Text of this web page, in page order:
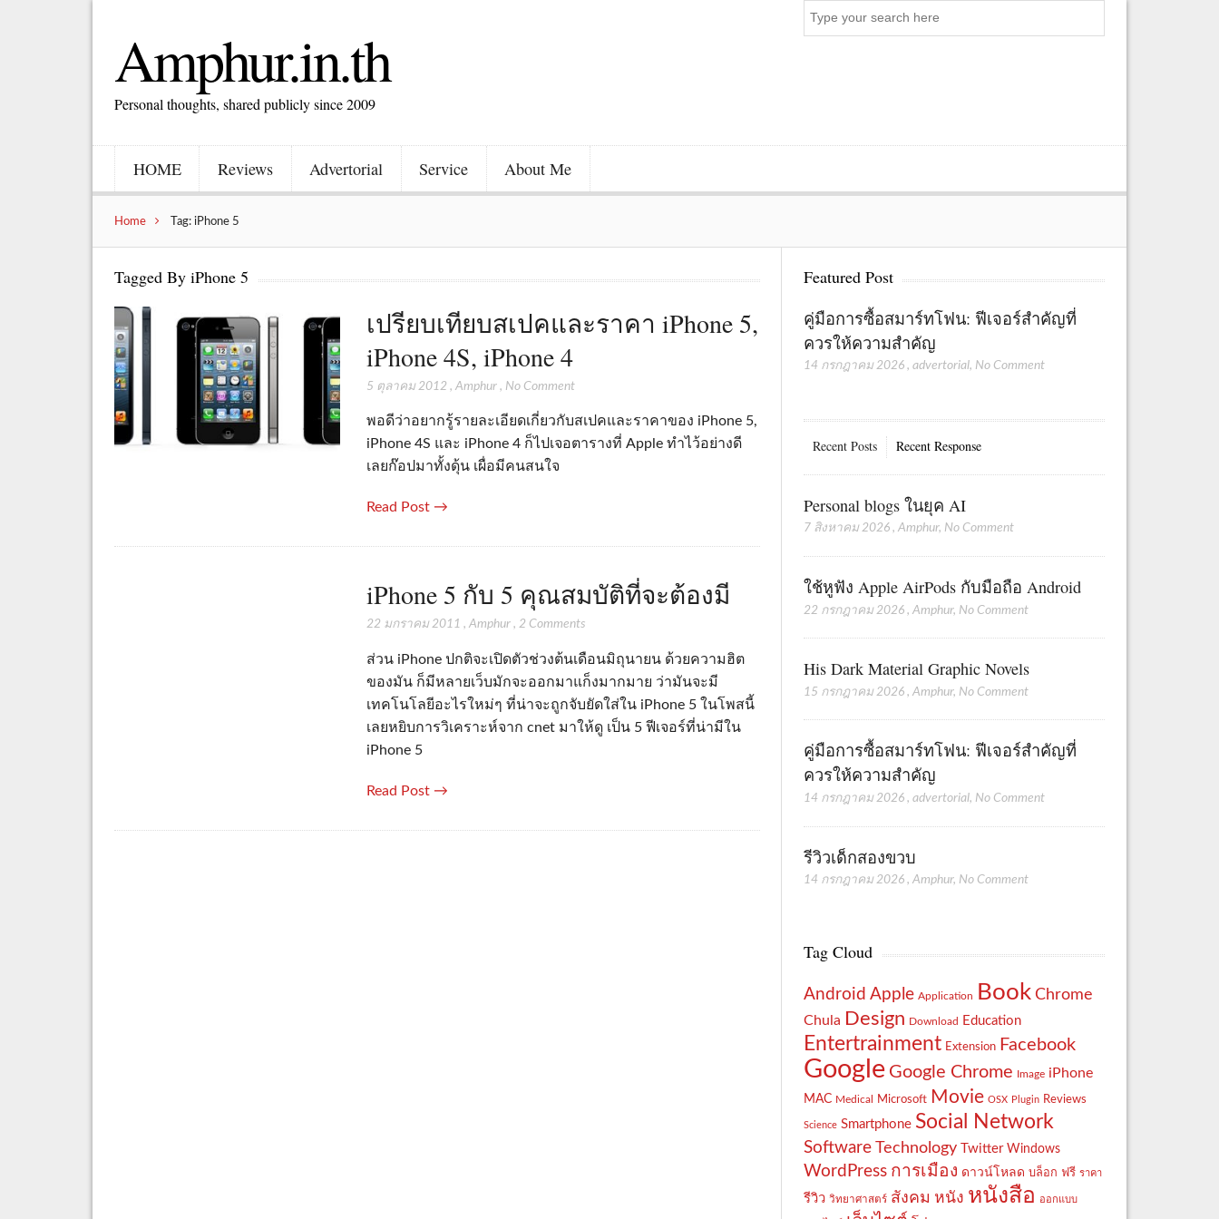
Amphur.in.th
Personal thoughts, shared publicly since 2009
HOME Reviews Advertorial Service About Me
Home Tag: iPhone 5
Tagged By iPhone 5
เปรียบเทียบสเปคและราคา iPhone 5,
iPhone 4S, iPhone 4
5 ตุลาคม 2012 , Amphur, No Comment
พอดีว่าอยากรู้รายละเอียดเกี่ยวกับสเปคและราคาของ iPhone 5,
iPhone 4S และ iPhone 4 ก็ไปเจอตารางที่ Apple ทำไว้อย่างดี
เลยก๊อปมาทั้งดุ้น เผื่อมีคนสนใจ
Read Post →
iPhone 5 กับ 5 คุณสมบัติที่จะต้องมี
22 มกราคม 2011 , Amphur, 2 Comments
ส่วน iPhone ปกติจะเปิดตัวช่วงต้นเดือนมิถุนายน ด้วยความฮิต
ของมัน ก็มีหลายเว็บมักจะออกมาแก็งมากมาย ว่ามันจะมี
เทคโนโลยีอะไรใหม่ๆ ที่น่าจะถูกจับยัดใส่ใน iPhone 5 ในโพสนี้
เลยหยิบการวิเคราะห์จาก cnet มาให้ดู เป็น 5 ฟีเจอร์ที่น่ามีใน
iPhone 5
Read Post →
Featured Post
คู่มือการซื้อสมาร์ทโฟน: ฟีเจอร์สำคัญที่
ควรให้ความสำคัญ
14 กรกฎาคม 2026 ,advertorial, No Comment
Recent Posts Recent Response
Personal blogs ในยุค AI
7 สิงหาคม 2026 ,Amphur, No Comment
ใช้หูฟัง Apple AirPods กับมือถือ Android
22 กรกฎาคม 2026 ,Amphur, No Comment
His Dark Material Graphic Novels
15 กรกฎาคม 2026 ,Amphur, No Comment
คู่มือการซื้อสมาร์ทโฟน: ฟีเจอร์สำคัญที่
ควรให้ความสำคัญ
14 กรกฎาคม 2026 ,advertorial, No Comment
รีวิวเด็กสองขวบ
14 กรกฎาคม 2026 ,Amphur, No Comment
Tag Cloud
Android Apple Application Book Chrome
Chula Design Download Education
Entertrainment Extension Facebook
Google Google Chrome Image iPhone
MAC Medical Microsoft Movie OSX Plugin Reviews
Science Smartphone Social Network
Software Technology Twitter Windows
WordPress การเมือง ดาวน์โหลด บล็อก ฟรี ราคา
รีวิว วิทยาศาสตร์ สังคม หนัง หนังสือ ออกแบบ